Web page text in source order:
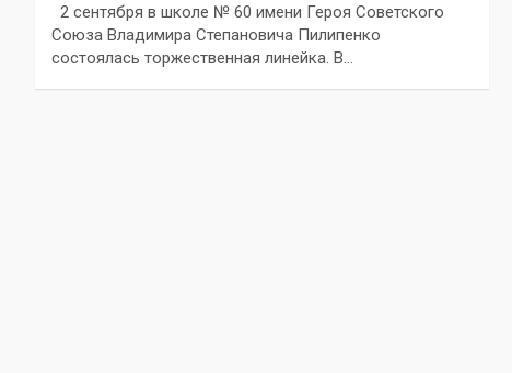
2 сентября в школе № 60 имени Героя Советского
Союза Владимира Степановича Пилипенко
состоялась торжественная линейка. В…